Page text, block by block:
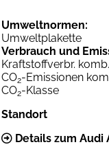
Umweltnormen:
Umweltplakette
Verbrauch und
Kraftstoffverbr. komb.
CO2-Emissionen
CO2-Klasse
Standort
Details zum Audi